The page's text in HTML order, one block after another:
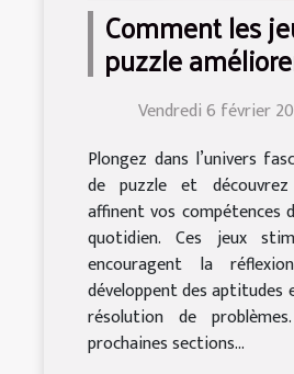
Comment les
puzzle
compétences
stratégie ?
Vendredi 6 février
Plongez dans l’univers
de puzzle et
affinent vos compétences
quotidien. Ces jeux
encouragent la
développent des aptitudes
résolution de
prochaines sections...